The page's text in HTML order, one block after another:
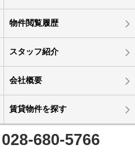
物件閲覧履歴
スタッフ紹介
会社概要
賃貸物件を探す
028-680-5766